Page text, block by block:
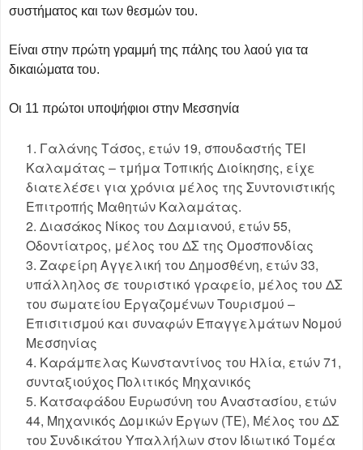
συστήματος και των θεσμών του.
Είναι στην πρώτη γραμμή της πάλης του λαού για τα
δικαιώματα του.
Οι 11 πρώτοι υποψήφιοι στην Μεσσηνία
Γαλάνης Τάσος, ετών 19, σπουδαστής ΤΕΙ
Καλαμάτας – τμήμα Τοπικής Διοίκησης, είχε
διατελέσει για χρόνια μέλος της Συντονιστικής
Επιτροπής Μαθητών Καλαμάτας.
Διασάκος Νίκος του Δαμιανού, ετών 55,
Οδοντίατρος, μέλος του ΔΣ της Ομοσπονδίας
Ζαφείρη Αγγελική του Δημοσθένη, ετών 33,
υπάλληλος σε τουριστικό γραφείο, μέλος του ΔΣ
του σωματείου Εργαζομένων Τουρισμού –
Επισιτισμού και συναφών Επαγγελμάτων Νομού
Μεσσηνίας
Καράμπελας Κωνσταντίνος του Ηλία, ετών 71,
συνταξιούχος Πολιτικός Μηχανικός
Κατσαφάδου Ευρωσύνη του Αναστασίου, ετών
44, Μηχανικός Δομικών Έργων (ΤΕ), Μέλος του ΔΣ
του Συνδικάτου Υπαλλήλων στον Ιδιωτικό Τομέα